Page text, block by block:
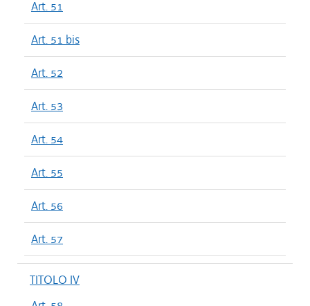
Art. 51
Art. 51 bis
Art. 52
Art. 53
Art. 54
Art. 55
Art. 56
Art. 57
TITOLO IV